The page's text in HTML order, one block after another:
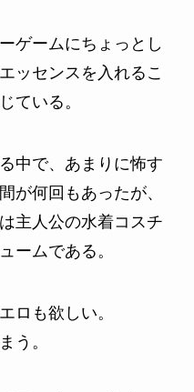
ゲームにちょっとし
ッセンスを入れるこ
ている。
中で、あまりに怖す
が何回もあったが、
主人公の水着コスチ
ームである。
ロも欲しい。
う。